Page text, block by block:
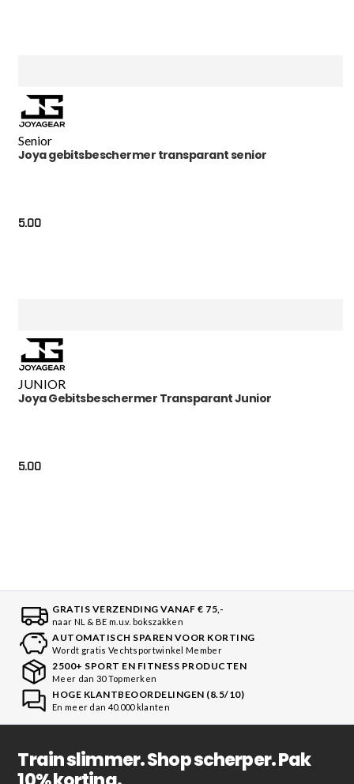
Senior
Joya gebitsbeschermer transparant senior
5.00
JUNIOR
Joya Gebitsbeschermer Transparant Junior
5.00
GRATIS VERZENDING VANAF € 75,-
naar NL & BE m.u.v. bokszakken
AUTOMATISCH SPAREN VOOR KORTING
Wordt gratis Vechtsportwinkel Member
2500+ SPORT EN FITNESS PRODUCTEN
Meer dan 30 Topmerken
HOGE KLANTBEOORDELINGEN (8.5/10)
En meer dan 40.000 klanten
Train slimmer. Shop scherper. Pak